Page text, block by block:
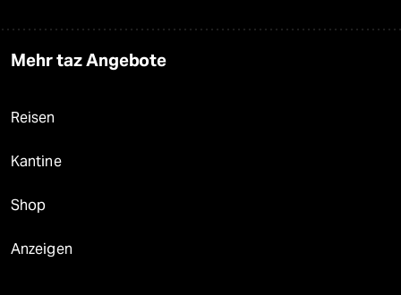
Mehr taz Angebote
Reisen
Kantine
Shop
Anzeigen